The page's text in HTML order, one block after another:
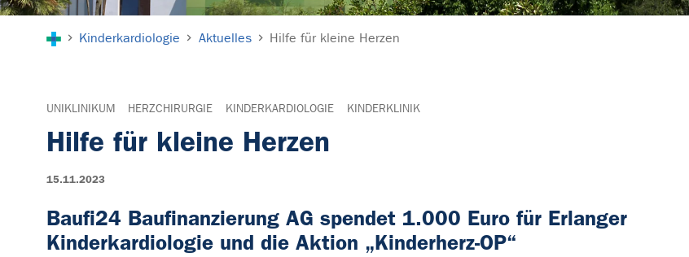
Kinderkardiologie Aktuelles Hilfe für kleine Herzen
UNIKLINIKUM HERZCHIRURGIE KINDERKARDIOLOGIE KINDERKLINIK
Hilfe für kleine Herzen
15.11.2023
Baufi24 Baufinanzierung AG spendet 1.000 Euro für Erlanger
Kinderkardiologie und die Aktion „Kinderherz-OP“